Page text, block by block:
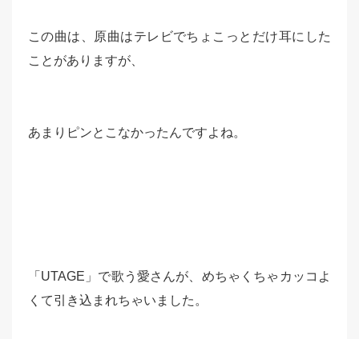
この曲は、原曲はテレビでちょこっとだけ耳にした
ことがありますが、
あまりピンとこなかったんですよね。
「UTAGE」で歌う愛さんが、めちゃくちゃカッコよ
くて引き込まれちゃいました。